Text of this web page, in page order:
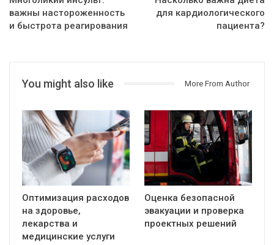
важны настороженность
и быстрота реагирования
для кардиологического
пациента?
You might also like More From Author
Оптимизация расходов
на здоровье,
лекарства и
медицинские услуги
Оценка безопасной
эвакуации и проверка
проектных решений